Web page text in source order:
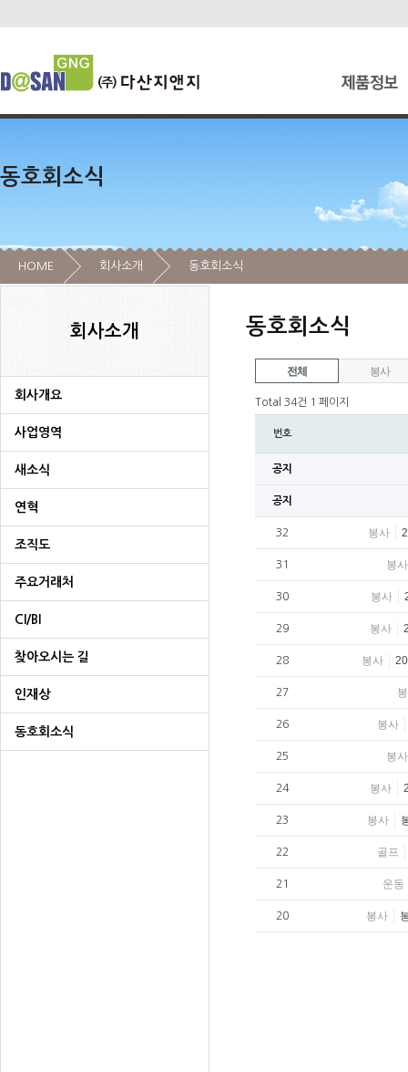
동호회소식
HOME 회사소개 동호회소식
회사소개
회사개요
사업영역
새소식
연혁
조직도
주요거래처
CI/BI
찾아오시는 길
인재상
동호회소식
동호회소식
전체 봉사
Total 34건 1 페이지
번호
공지
공지
32 봉사
31 봉사
30 봉사
29 봉사
28 봉사
27
26 봉사
25 봉사
24 봉사
23 봉사
22 골프
21 운동
20 봉사